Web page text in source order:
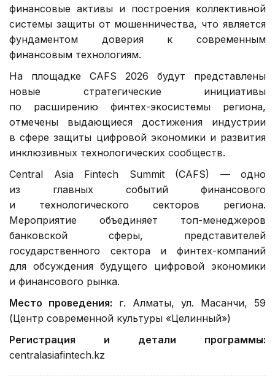
финансовые активы и построения коллективной
системы защиты от мошенничества, что является
фундаментом доверия к современным
финансовым технологиям.
На площадке CAFS 2026 будут представлены
новые стратегические инициативы
по расширению финтех-экосистемы региона,
отмечены выдающиеся достижения индустрии
в сфере защиты цифровой экономики и развития
инклюзивных технологических сообществ.
Central Asia Fintech Summit (CAFS) — одно
из главных событий финансового
и технологического секторов региона.
Мероприятие объединяет топ-менеджеров
банковской сферы, представителей
государственного сектора и финтех-компаний
для обсуждения будущего цифровой экономики
и финансового рынка.
Место проведения: г. Алматы, ул. Масанчи, 59
(Центр современной культуры «Целинный»)
Регистрация и детали программы:
centralasiafintech.kz